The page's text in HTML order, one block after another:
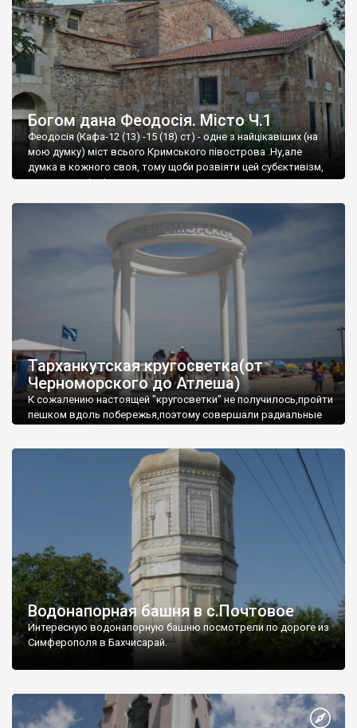
Богом дана Феодосія. Місто Ч.1
Феодосія (Кафа-12 (13) -15 (18) ст) - одне з найцікавіших (на
мою думку) міст всього Кримського півострова .Ну,але
думка в кожного своя, тому щоби розвіяти цей субєктивізм,
запрошую відвідати це
Тарханкутская кругосветка(от
Черноморского до Атлеша)
К сожалению настоящей "кругосветки" не получилось,пройти
пешком вдоль побережья,поэтому совершали радиальные
Водонапорная башня в с.Почтовое
Интересную водонапорную башню посмотрели по дороге из
Симферополя в Бахчисарай.